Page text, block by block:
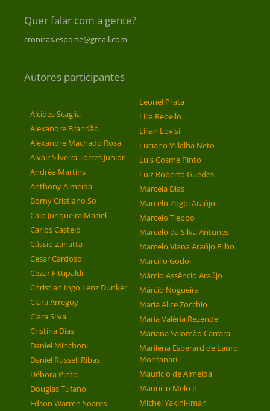
Quer falar com a gente?
cronicas.esporte@gmail.com
Autores participantes
Alcides Scaglia
Alexandre Brandão
Alexandre Machado Rosa
Alvair Silveira Torres Junior
Andréa Martins
Anthony Almeida
Borny Cristiano So
Caio Junqueira Maciel
Carlos Castelo
Cássio Zanatta
Cesar Cardoso
Cezar Fittipaldi
Christian Ingo Lenz Dunker
Clara Arreguy
Clara Silva
Cristina Dias
Daniel Minchoni
Daniel Russell Ribas
Débora Pinto
Douglas Tufano
Edson Warren Soares
Leonel Prata
Lília Rebello
Lilian Lovisi
Luciano Villalba Neto
Luis Cosme Pinto
Luiz Roberto Guedes
Marcela Dias
Marcelo Zogbi Araújo
Marcelo Tieppo
Marcelo da Silva Antunes
Marcelo Viana Araújo Filho
Marcílio Godoi
Márcio Assêncio Araújo
Márcio Nogueira
Maria Alice Zocchio
Maria Valéria Rezende
Mariana Salomão Carrara
Marilena Esberard de Lauro
Montanari
Maurício de Almeida
Maurício Melo Jr.
Michel Yakini-Iman